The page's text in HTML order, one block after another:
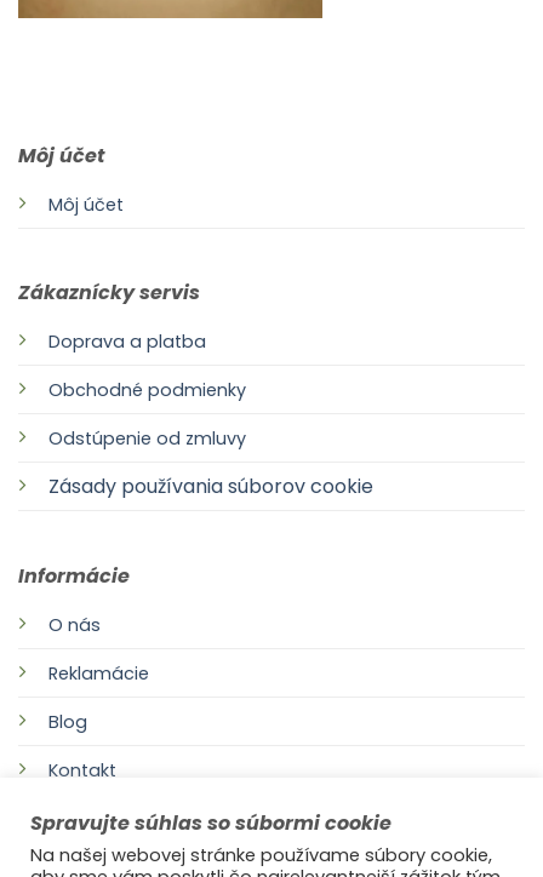
Môj účet
Môj účet
Zákaznícky servis
Doprava a platba
Obchodné podmienky
Odstúpenie od zmluvy
Zásady používania súborov cookie
Informácie
O nás
Reklamácie
Blog
Kontakt
Spravujte súhlas so súbormi cookie
Na našej webovej stránke používame súbory cookie,